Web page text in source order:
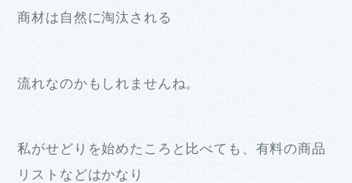
商材は自然に淘汰される
流れなのかもしれませんね。
私がせどりを始めたころと比べても、有料の商品
リストなどはかなり